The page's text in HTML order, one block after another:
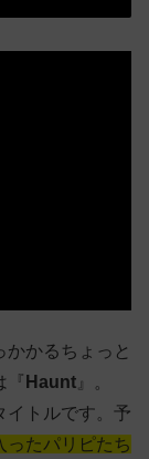
かるちょっと
『 Haunt 』。
イトルです。予
ったパリピたち